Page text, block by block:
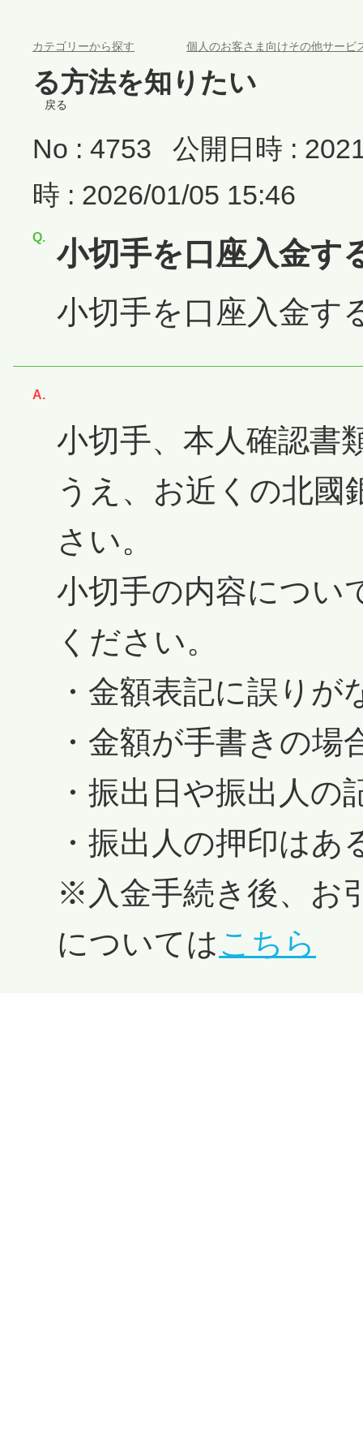
カテゴリーから探す 個人のお客さま向けその他サービ
る方法を知りたい
戻る
No : 4753
公開日時 :
時 : 2026/01/05 15:46
小切手を口座入金す
小切手を口座入金す
小切手、本人確認書
うえ、お近くの北國
さい。
小切手の内容につい
ください。
・金額表記に誤りが
・金額が手書きの
・振出日や振出人の
・振出人の押印はあ
※入金手続き後、お
についてはこちら